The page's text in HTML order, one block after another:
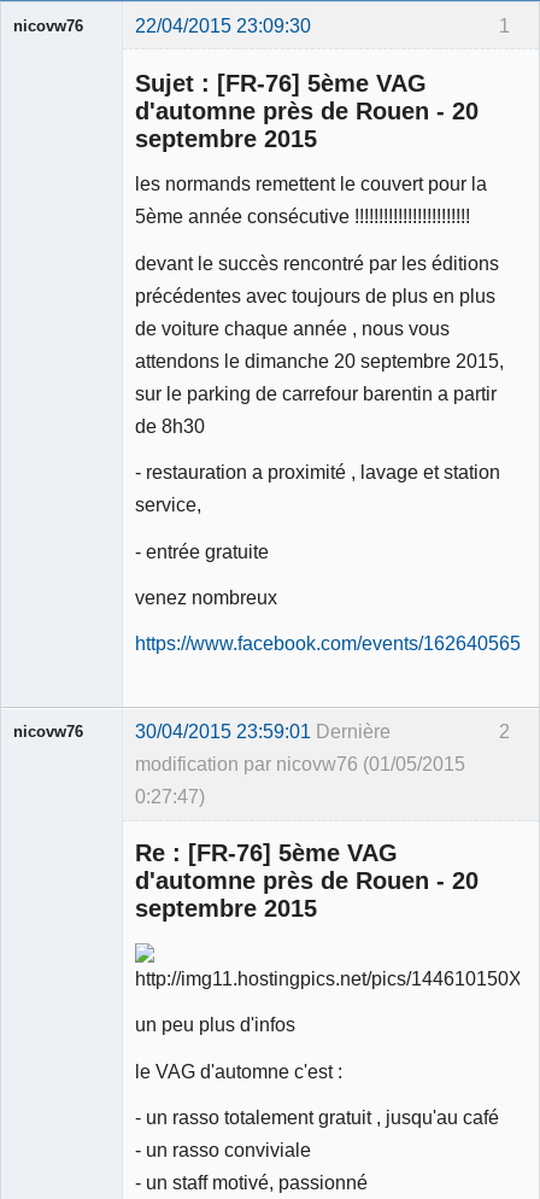
1
nicovw76 22/04/2015 23:09:30
Sujet : [FR-76] 5ème VAG
d'automne près de Rouen - 20
septembre 2015
les normands remettent le couvert pour la
5ème année consécutive !!!!!!!!!!!!!!!!!!!!!!!!
devant le succès rencontré par les éditions
précédentes avec toujours de plus en plus
de voiture chaque année , nous vous
attendons le dimanche 20 septembre 2015,
sur le parking de carrefour barentin a partir
de 8h30
- restauration a proximité , lavage et station
service,
- entrée gratuite
venez nombreux
https://www.facebook.com/events/
2
nicovw76 30/04/2015 23:59:01 Dernière
modification par nicovw76 (01/05/2015
0:27:47)
Re : [FR-76] 5ème VAG
d'automne près de Rouen - 20
septembre 2015
un peu plus d'infos
le VAG d'automne c'est :
- un rasso totalement gratuit , jusqu'au café
- un rasso conviviale
- un staff motivé, passionné